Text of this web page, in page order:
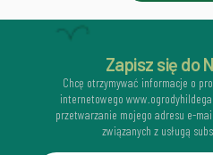
Zapisz się do
Chcę otrzymywać informacje o
internetowego
przetwarzanie mojego adresu e-
związanych z usługą